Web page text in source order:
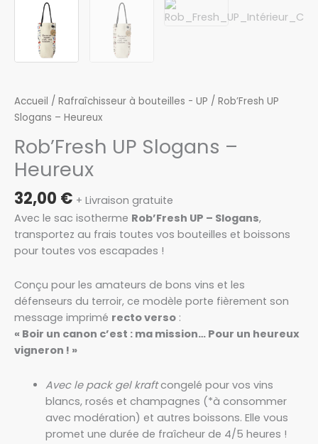
Accueil / Rafraîchisseur à bouteilles - UP / Rob’Fresh UP
Slogans – Heureux
Rob’Fresh UP Slogans –
Heureux
32,00 € + Livraison gratuite
Avec le sac isotherme Rob’Fresh UP – Slogans,
transportez au frais toutes vos bouteilles et boissons
pour toutes vos escapades !
Conçu pour les amateurs de bons vins et les
défenseurs du terroir, ce modèle porte fièrement son
message imprimé recto verso :
« Boir un canon c’est : ma mission… Pour un heureux
vigneron ! »
Avec le pack gel kraftcongelé pour vos vins
blancs, rosés et champagnes (*à consommer
avec modération) et autres boissons. Elle vous
promet une durée de fraîcheur de 4/5 heures !